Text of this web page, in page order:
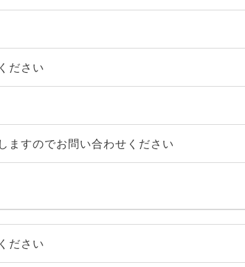
ださい
ますのでお問い合わせください
ださい